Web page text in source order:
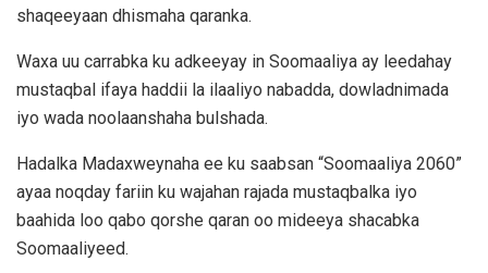
shaqeeyaan dhismaha qaranka.
Waxa uu carrabka ku adkeeyay in Soomaaliya ay leedahay
mustaqbal ifaya haddii la ilaaliyo nabadda, dowladnimada
iyo wada noolaanshaha bulshada.
Hadalka Madaxweynaha ee ku saabsan “Soomaaliya 2060”
ayaa noqday fariin ku wajahan rajada mustaqbalka iyo
baahida loo qabo qorshe qaran oo mideeya shacabka
Soomaaliyeed.